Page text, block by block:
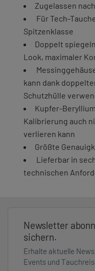
Zugelassen
Für Tech-
Spitzenklasse
Doppelt
Look, maximaler
kann dank
Schutzhülle
Kupfer-
Kalibrierung auch
verlieren kann
Größte
Lieferbar in
technischen
Newsletter
sichern.
Erhalte aktuelle
Events und